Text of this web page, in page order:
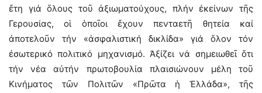
ἔτη γιά ὅλους τοῦ ἀξιωματούχους, πλήν ἐκείνων τῆς
Γερουσίας, οἱ ὁποῖοι ἔχουν πενταετῆ θητεία καί
ἀποτελοῦν τήν «ἀσφαλιστική δικλίδα» γιά ὅλον τόν
ἐσωτερικό πολιτικό μηχανισμό. Ἀξίζει νά σημειωθεῖ ὅτι
τήν νέα αὐτήν πρωτοβουλία πλαισιώνουν μέλη τοῦ
Κινήματος τῶν Πολιτῶν «Πρῶτα ἡ Ἑλλάδα», τῆς